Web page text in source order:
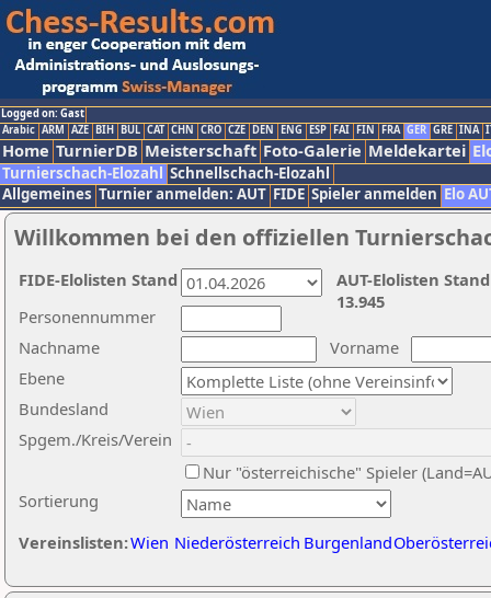
Logged on: Gast
Arabic ARM AZE BIH BUL CAT CHN CRO CZE DEN ENG ESP FAI FIN FRA GER GRE INA
Home TurnierDB Meisterschaft Foto-Galerie Meldekartei
Turnierschach-Elozahl Schnellschach-Elozahl
Allgemeines Turnier anmelden: AUT FIDE Spieler anmelden Elo
Willkommen bei den offiziellen
Nachname
Vorname
Ebene
Sortierung
Personennummer
Bundesland
Spgem./Kreis/Verein
Nur "österreichische" Spieler
Vereinslisten:Wien Niederösterreich Burgenland
AUT-Elolisten
13.945
FIDE-Elolisten Stand